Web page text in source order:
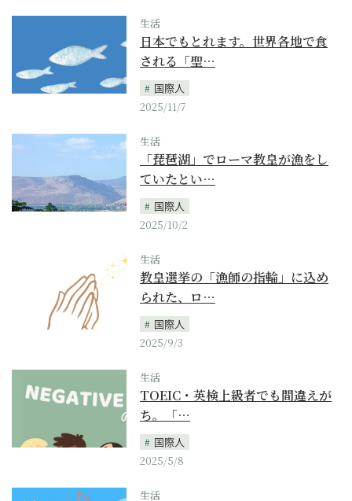
生活
日本でもとれます。世界各地で食
される「聖…
国際人
2025/11/7
生活
「琵琶湖」でローマ教皇が漁をし
ていたとい…
国際人
2025/10/2
生活
教皇選挙の「漁師の指輪」に込め
られた、ロ…
国際人
2025/9/3
生活
TOEIC・英検上級者でも間違えが
ち。「…
国際人
2025/5/8
生活